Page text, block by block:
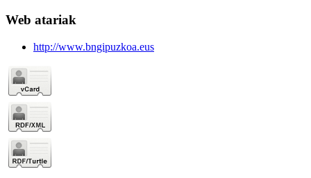
Web atariak
http://www.bngipuzkoa.eus